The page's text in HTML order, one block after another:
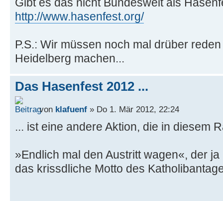
http://www.hasenfest.org/
P.S.: Wir müssen noch mal drüber
Heidelberg machen...
Das Hasenfest 2012 ...
von klafuenf » Do 1. Mär 2012, 22:24
... ist eine andere Aktion, die in diesem
»Endlich mal den Austritt wagen«, der
das krissdliche Motto des